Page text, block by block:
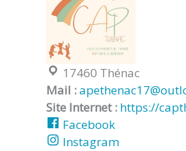
Localisation :
17460 Thénac
Mail :
Site Internet : https://
Facebook
Instagram